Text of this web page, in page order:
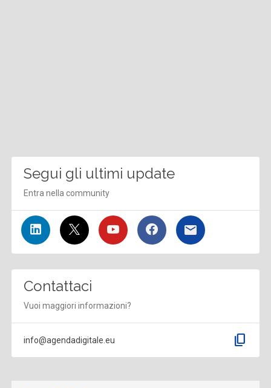
Segui gli ultimi update
Entra nella community
Contattaci
Vuoi maggiori informazioni?
info@agendadigitale.eu content_copy